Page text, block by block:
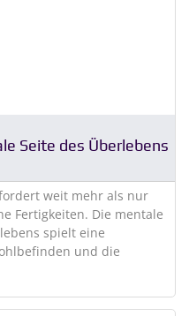
Seite des Überlebens
weit mehr als nur
Fertigkeiten. Die mentale
spielt eine
und die